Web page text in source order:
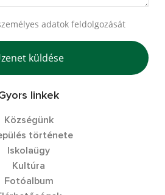
adatok feldolgozását
küldése
linkek
Községünk
története
Iskolaügy
Kultúra
Fotóalbum